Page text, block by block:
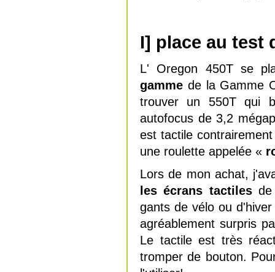
I] place au test
L' Oregon 450T se
gamme de la Gamme
trouver un 550T qui
autofocus de 3,2
est tactile
une roulette appelée «
Lors de mon achat,
les écrans tactilesde
gants de vélo ou
agréablement surpris
Le tactile est très
tromper de bouton.